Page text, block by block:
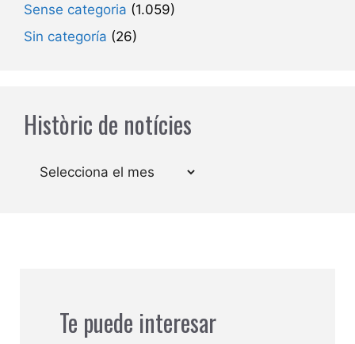
Sense categoria (1.059)
Sin categoría (26)
Històric de notícies
Arxius
Te puede interesar